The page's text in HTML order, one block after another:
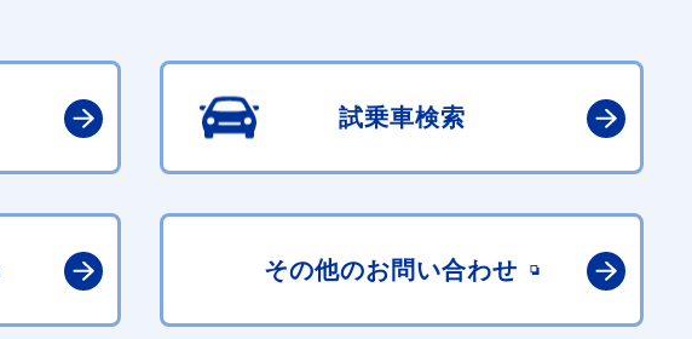
試乗車検索
その他のお問い合わせ